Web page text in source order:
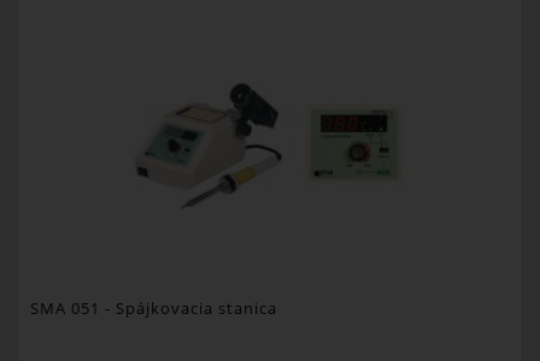
SMA 051 - Spájkovacia stanica